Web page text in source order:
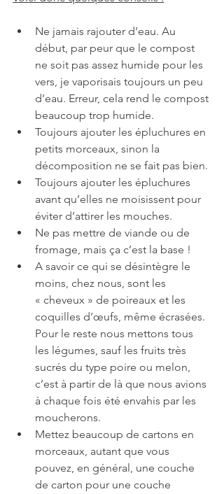
Ne jamais rajouter d’eau. Au
début, par peur que le compost
ne soit pas assez humide pour les
vers, je vaporisais toujours un peu
d’eau. Erreur, cela rend le compost
beaucoup trop humide.
Toujours ajouter les épluchures en
petits morceaux, sinon la
décomposition ne se fait pas bien.
Toujours ajouter les épluchures
avant qu’elles ne moisissent pour
éviter d’attirer les mouches.
Ne pas mettre de viande ou de
fromage, mais ça c’est la base !
A savoir ce qui se désintègre le
moins, chez nous, sont les
« cheveux » de poireaux et les
coquilles d’œufs, même écrasées.
Pour le reste nous mettons tous
les légumes, sauf les fruits très
sucrés du type poire ou melon,
c’est à partir de là que nous avions
à chaque fois été envahis par les
moucherons.
Mettez beaucoup de cartons en
morceaux, autant que vous
pouvez, en général, une couche
de carton pour une couche